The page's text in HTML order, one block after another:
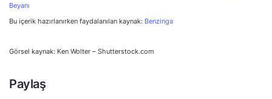
Beyanı
Bu içerik hazırlanırken faydalanılan kaynak: Benzinga
Görsel kaynak: Ken Wolter – Shutterstock.com
Paylaş